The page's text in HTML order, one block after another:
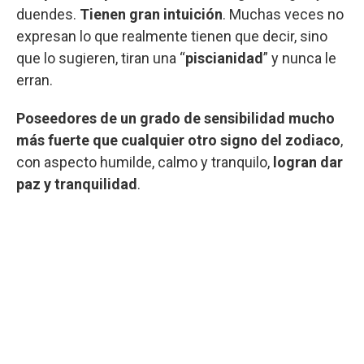
duendes. Tienen gran intuición. Muchas veces no
expresan lo que realmente tienen que decir, sino
que lo sugieren, tiran una “piscianidad” y nunca le
erran.
Poseedores de un grado de sensibilidad mucho
más fuerte que cualquier otro signo del zodiaco,
con aspecto humilde, calmo y tranquilo, logran dar
paz y tranquilidad .